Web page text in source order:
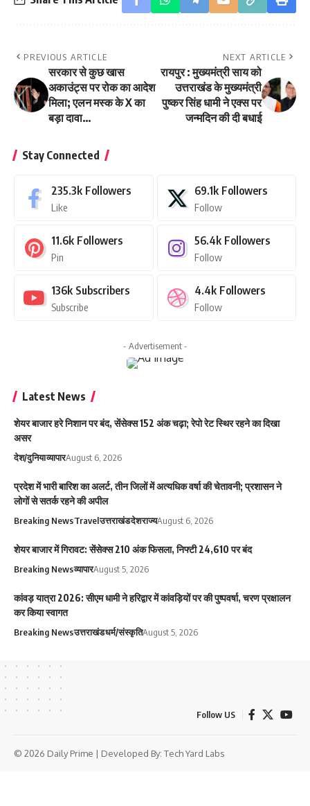
PREVIOUS ARTICLE
सरकार से कुछ खास
अकाउंट्स पर रोक का आदेश
मिला; एलन मस्क के X का
बड़ा दावा…
NEXT ARTICLE
रायपुर : मुख्यमंत्री साय को
उत्तराखंड के मुख्यमंत्री
पुष्कर सिंह धामी ने एक्स पर
जन्मदिन की दी बधाई
Stay Connected
235.3k Followers
Like
69.1k Followers
Follow
11.6k Followers
Pin
56.4k Followers
Follow
136k Subscribers
Subscribe
4.4k Followers
Follow
- Advertisement -
Latest News
शेयर बाजार हरे निशान पर बंद, सेंसेक्स 152 अंक चढ़ा; रेपो रेट स्थिर रहने का दिखा
असर
देश/दुनियाव्यापारAugust 6, 2026
प्रदेश में भारी बारिश का अलर्ट, तीन जिलों में अत्यधिक वर्षा की चेतावनी; प्रशासन ने
लोगों से सतर्क रहने की अपील
Breaking NewsTravelउत्तराखंडदेशराज्यAugust 6, 2026
शेयर बाजार में गिरावट: सेंसेक्स 210 अंक फिसला, निफ्टी 24,610 पर बंद
Breaking Newsव्यापारAugust 5, 2026
कांवड़ यात्रा 2026: सीएम धामी ने हरिद्वार में कांवड़ियों पर की पुष्पवर्षा, चरण प्रक्षालन
कर किया स्वागत
Breaking Newsउत्तराखंडधर्म/संस्कृतिAugust 5, 2026
Follow US
© 2026 Daily Prime | Developed By: Tech Yard Labs